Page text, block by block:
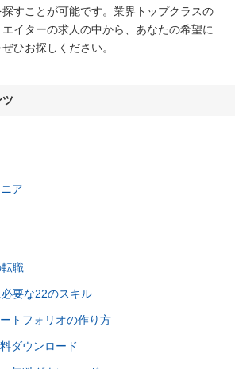
すことが可能です。業界トップクラスの
イターの求人の中から、あなたの希望に
ひお探しください。
ア
職
要な22のスキル
トフォリオの作り方
ダウンロード